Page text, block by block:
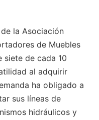
la Asociación
de Muebles
siete de cada 10
al adquirir
ha obligado a
sus líneas de
hidráulicos y